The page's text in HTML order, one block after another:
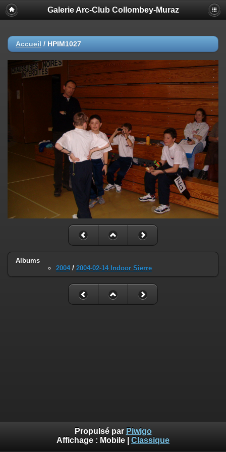
Galerie Arc-Club Collombey-Muraz
Accueil / HPIM1027
Albums
2004/ 2004-02-14 Indoor Sierre
Propulsé par Piwigo
Affichage : Mobile Classique